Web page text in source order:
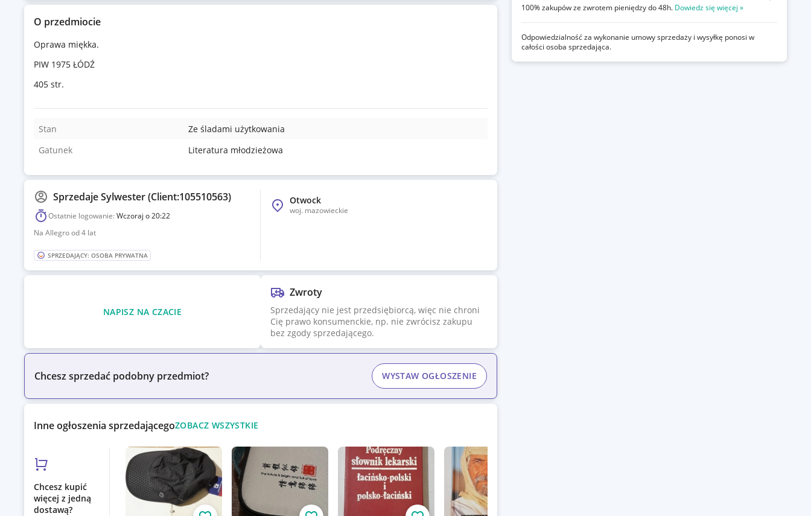
100% zakupów ze zwrotem pieniędzy do 48h. Dowiedz się więcej »
Odpowiedzialność za wykonanie umowy sprzedaży i wysyłkę ponosi w
całości osoba sprzedająca.
O przedmiocie
Oprawa miękka.
PIW 1975 ŁÓDŹ
405 str.
Stan
Ze śladami użytkowania
Gatunek
Literatura młodzieżowa
SprzedajeSylwester (Client:105510563)
Ostatnie logowanie:Wczoraj o 20:22
Na Allegro od 4 lat
SPRZEDAJĄCY: OSOBA PRYWATNA
Otwock
woj. mazowieckie
NAPISZ NA CZACIE
Zwroty
Sprzedający nie jest przedsiębiorcą, więc nie chroni
Cię prawo konsumenckie, np. nie zwrócisz zakupu
bez zgody sprzedającego.
Inne ogłoszenia sprzedającegoZOBACZ WSZYSTKIE
Chcesz kupić
więcej z jedną
dostawą?
Chcesz sprzedać podobny przedmiot? WYSTAW OGŁOSZENIE